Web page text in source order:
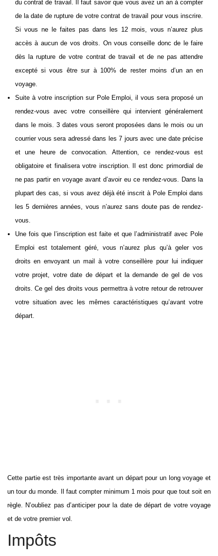
du contrat de travail. Il faut savoir que vous avez un an à compter
de la date de rupture de votre contrat de travail pour vous inscrire.
Si vous ne le faites pas dans les 12 mois, vous n’aurez plus
accès à aucun de vos droits. On vous conseille donc de le faire
dès la rupture de votre contrat de travail et de ne pas attendre
excepté si vous être sur à 100% de rester moins d’un an en
voyage.
Suite à votre inscription sur Pole Emploi, il vous sera proposé un
rendez-vous avec votre conseillère qui intervient généralement
dans le mois. 3 dates vous seront proposées dans le mois ou un
courrier vous sera adressé dans les 7 jours avec une date précise
et une heure de convocation. Attention, ce rendez-vous est
obligatoire et finalisera votre inscription. Il est donc primordial de
ne pas partir en voyage avant d’avoir eu ce rendez-vous. Dans la
plupart des cas, si vous avez déjà été inscrit à Pole Emploi dans
les 5 dernières années, vous n’aurez sans doute pas de rendez-
vous.
Une fois que l’inscription est faite et que l’administratif avec Pole
Emploi est totalement géré, vous n’aurez plus qu’à geler vos
droits en envoyant un mail à votre conseillère pour lui indiquer
votre projet, votre date de départ et la demande de gel de vos
droits. Ce gel des droits vous permettra à votre retour de retrouver
votre situation avec les mêmes caractéristiques qu’avant votre
départ.
Cette partie est très importante avant un départ pour un long voyage et
un tour du monde. Il faut compter minimum 1 mois pour que tout soit en
règle. N’oubliez pas d’anticiper pour la date de départ de votre voyage
et de votre premier vol.
Impôts